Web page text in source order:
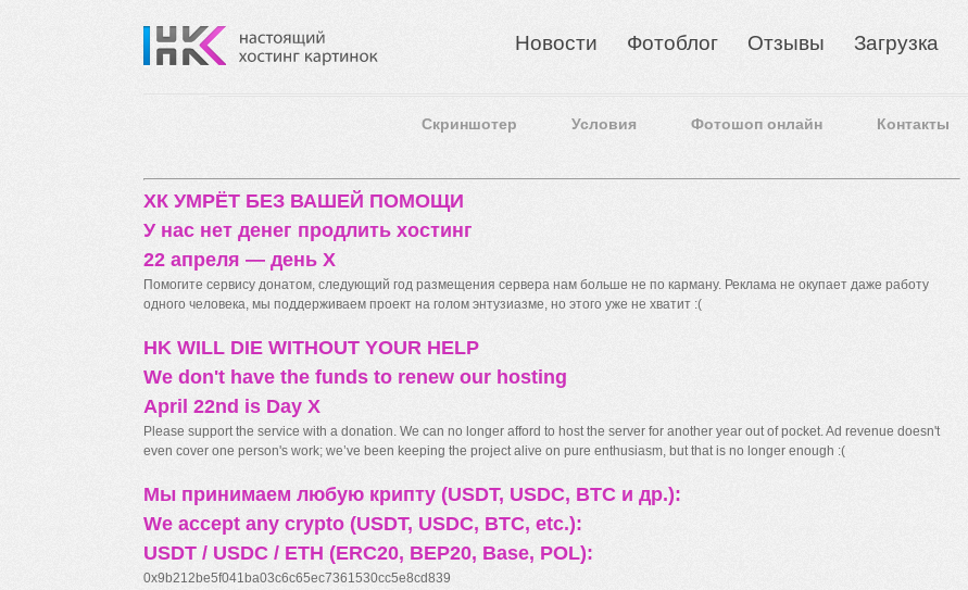
Новости Фотоблог Отзывы Загрузка
Скриншотер Условия Фотошоп онлайн Контакты
ХК УМРЁТ БЕЗ ВАШЕЙ ПОМОЩИ
У нас нет денег продлить хостинг
22 апреля — день X
Помогите сервису донатом, следующий год размещения сервера нам больше не по карману. Реклама не окупает даже работу
одного человека, мы поддерживаем проект на голом энтузиазме, но этого уже не хватит :(
HK WILL DIE WITHOUT YOUR HELP
We don't have the funds to renew our hosting
April 22nd is Day X
Please support the service with a donation. We can no longer afford to host the server for another year out of pocket. Ad revenue doesn't
even cover one person's work; we’ve been keeping the project alive on pure enthusiasm, but that is no longer enough :(
Мы принимаем любую крипту (USDT, USDC, BTC и др.):
We accept any crypto (USDT, USDC, BTC, etc.):
USDT / USDC / ETH (ERC20, BEP20, Base, POL):
0x9b212be5f041ba03c6c65ec7361530cc5e8cd839